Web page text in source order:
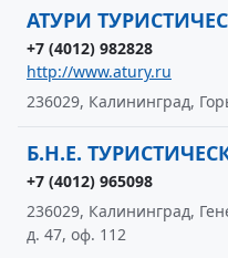
АТУРИ
+7 (4012) 982828
http://www.atury.ru
236029, Калининград,
Б.Н.Е.
+7 (4012) 965098
236029, Калининград,
д. 47, оф. 112